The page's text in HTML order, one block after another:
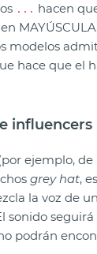
... hacen
modelos
hace que el
influencers
ejemplo,
grey hat,
la voz de
podrán